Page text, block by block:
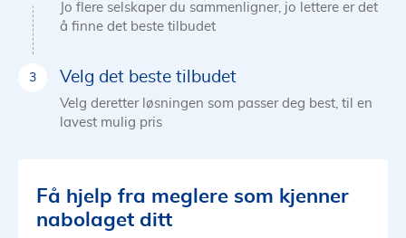
Jo flere selskaper du sammenligner, jo lettere er det
å finne det beste tilbudet
Velg det beste tilbudet
Velg deretter løsningen som passer deg best, til en
lavest mulig pris
Få hjelp fra meglere som kjenner
nabolaget ditt